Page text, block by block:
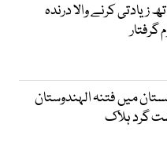
زیادتی کرنے والا درندہ
3 : بلوچستان میں فتنہ الہندوستان